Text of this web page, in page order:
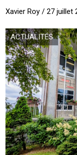
Xavier Roy / 27 juillet
ACTUALITÉS